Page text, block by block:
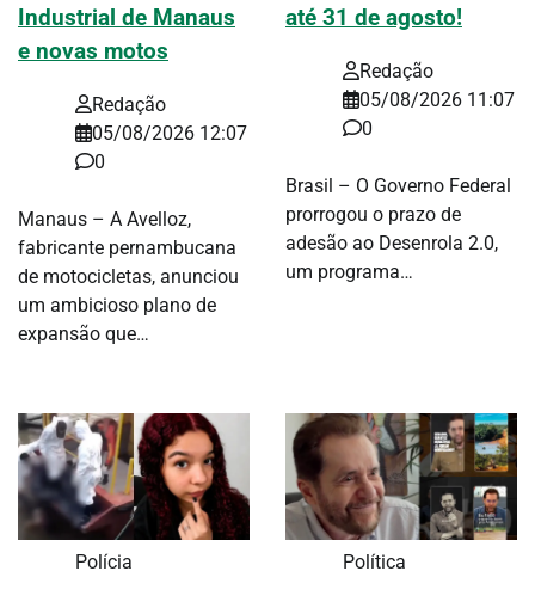
Industrial de Manaus
e novas motos
Redação
05/08/2026 12:07
0
Manaus – A Avelloz,
fabricante pernambucana
de motocicletas, anunciou
um ambicioso plano de
expansão que…
até 31 de agosto!
Redação
05/08/2026 11:07
0
Brasil – O Governo Federal
prorrogou o prazo de
adesão ao Desenrola 2.0,
um programa…
Polícia Política